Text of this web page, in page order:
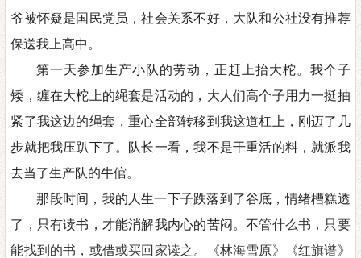
爷被怀疑是国民党员，社会关系不好，大队和公社没有推荐
保送我上高中。
第一天参加生产小队的劳动，正赶上抬大柁。我个子
矮，缠在大柁上的绳套是活动的，大人们高个子用力一挺抽
紧了我这边的绳套，重心全部转移到我这道杠上，刚迈了几
步就把我压趴下了。队长一看，我不是干重活的料，就派我
去当了生产队的牛倌。
那段时间，我的人生一下子跌落到了谷底，情绪槽糕透
了，只有读书，才能消解我内心的苦闷。不管什么书，只要
能找到的书，或借或买回家读之。《林海雪原》《红旗谱》